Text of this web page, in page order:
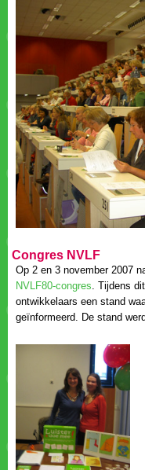
Op 2 en 3 november 2007
. Tijdens
ontwikkelaars een stand